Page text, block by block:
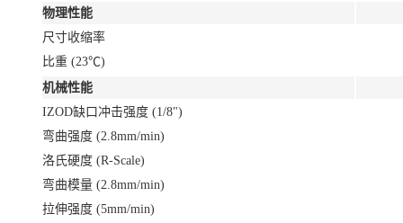
物理性能
尺寸收缩率
比重 (23℃)
机械性能
IZOD缺口冲击强度 (1/8")
弯曲强度 (2.8mm/min)
洛氏硬度 (R-Scale)
弯曲模量 (2.8mm/min)
拉伸强度 (5mm/min)